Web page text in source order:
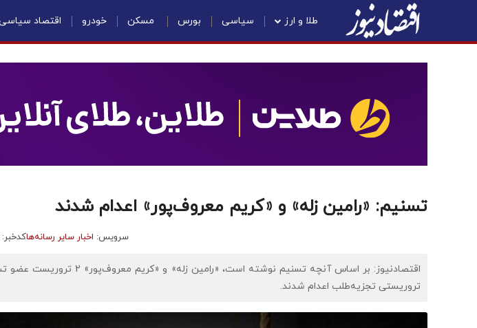
طلا و ارز سیاسی بورس مسکن خودرو اقتصاد
تسنیم: «رامین زله» و «کریم معروف‌پور» اعدام شدند
سرویس: اخبار سایر رسانه‌هاکدخبر: ۷۸۶۹۷۶
اقتصادنیوز: بر اساس آنچه تسنیم نوشته
تروریستی تجزیه‌طلب اعدام شدند.